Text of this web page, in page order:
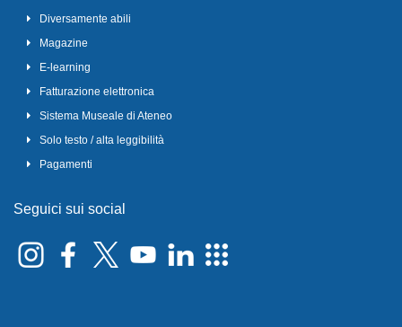
Diversamente abili
Magazine
E-learning
Fatturazione elettronica
Sistema Museale di Ateneo
Solo testo / alta leggibilità
Pagamenti
Seguici sui social